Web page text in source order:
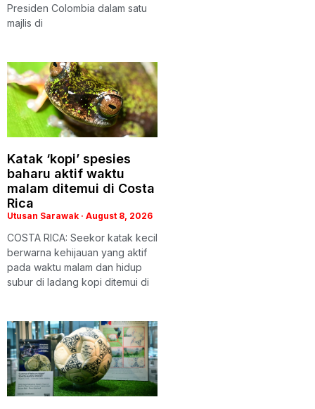
Presiden Colombia dalam satu
majlis di
Katak ‘kopi’ spesies
baharu aktif waktu
malam ditemui di Costa
Rica
Utusan Sarawak August 8, 2026
COSTA RICA: Seekor katak kecil
berwarna kehijauan yang aktif
pada waktu malam dan hidup
subur di ladang kopi ditemui di